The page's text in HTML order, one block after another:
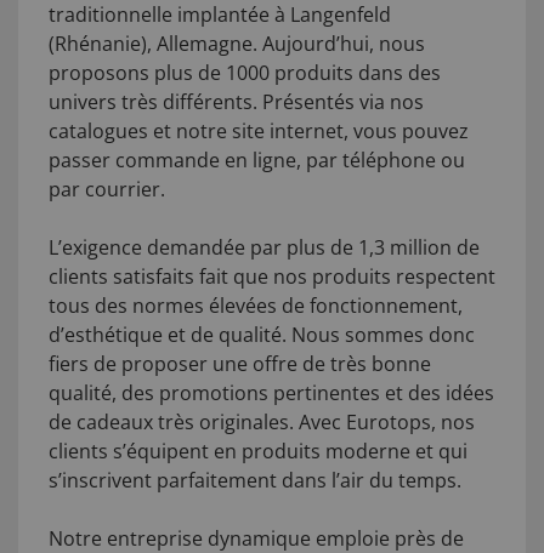
traditionnelle implantée à Langenfeld
(Rhénanie), Allemagne. Aujourd’hui, nous
proposons plus de 1000 produits dans des
univers très différents. Présentés via nos
catalogues et notre site internet, vous pouvez
passer commande en ligne, par téléphone ou
par courrier.
L’exigence demandée par plus de 1,3 million de
clients satisfaits fait que nos produits respectent
tous des normes élevées de fonctionnement,
d’esthétique et de qualité. Nous sommes donc
fiers de proposer une offre de très bonne
qualité, des promotions pertinentes et des idées
de cadeaux très originales. Avec Eurotops, nos
clients s’équipent en produits moderne et qui
s’inscrivent parfaitement dans l’air du temps.
Notre entreprise dynamique emploie près de